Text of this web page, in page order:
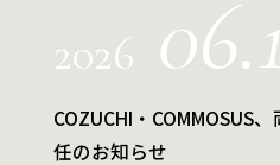
2026
COZUCHI・COMMOSUS
任のお知らせ